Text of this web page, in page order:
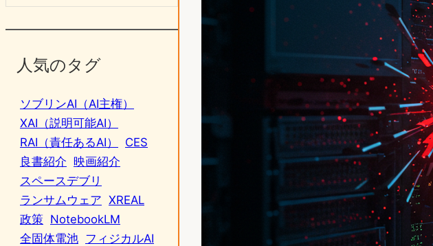
人気のタグ
ソブリンAI（AI主権）
XAI（説明可能AI）
RAI（責任あるAI）
CES
良書紹介 映画紹介
スペースデブリ
ランサムウェア XREAL
政策 NotebookLM
全固体電池 フィジカルAI